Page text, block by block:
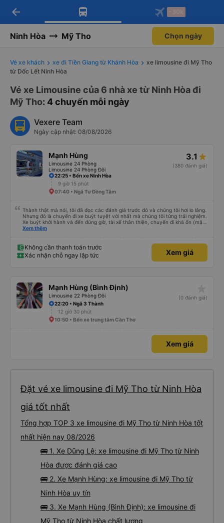
Tải app Vexere ngay!
Nhận ưu đãi thành viên độc
Mở app
Tải app Vexere
-30k/ghế khi đặt vé máy bay qua
Mở app
arrow_back -30k
Ninh Hòa Mỹ Tho Chọn ngày
Vé xe khách xe đi Tiền Giang từ Khánh Hòa
xe limousine đi Mỹ Tho
từ Dốc Lết Ninh Hòa
Vé xe Limousine của 6 nhà xe từ Ninh Hòa đi
Mỹ Tho: 4 chuyến mỗi ngày
Vexere Team
Ngày cập nhật: 08/08/2026
Mạnh Hùng
Limousine 24 Phòng
Limousine 24 Phòng Đôi
3.1
(380 đánh giá)
22:25 • Bến xe Ninh Hòa
9 giờ 15 phút
07:40 • Ngã Tư Đồng Tâm
Thành thật mà nói, tôi đã đọc các đánh giá trước đó và chúng tôi hơi lo lắng.
Nhưng đó là chuyến đi xe buýt tuyệt vời nhất mà chúng tôi từng trải nghiệm.
Xe buýt khởi hành và đến đúng giờ, tài xế thân thiện, chuyến đi khá ổn (mặc
dù vẫn hơi xóc, nhưng đó là đặc trưng của Việt Nam ^^), và chỗ ngồi thoải
Xem thêm
Không cần thanh toán trước
Xác nhận chỗ ngay lập tức
Xem giá
Mạnh Hùng (Bình Định)
Limousine 22 Phòng Đôi
(0 đánh giá)
22:20 • Ngã 3 Thành
12 giờ 30 phút
10:50 • Bến xe trung tâm Cần Thơ
Xem giá
Đặt vé xe limousine đi Mỹ Tho từ Ninh Hòa
giá tốt nhất
Tổng hợp TOP 3 xe limousine đi Mỹ Tho từ Ninh Hòa tốt
nhất hiện nay 08/2026
🚌 1. Xe Dũng Lệ: xe limousine đi Mỹ Tho từ Ninh
Hòa được đánh giá cao
🚌 2. Xe Mạnh Hùng: xe limousine đi Mỹ Tho từ
Ninh Hòa uy tín
🚌 3. Xe Mạnh Hùng (Bình Định): xe limousine đi
Mỹ Tho từ Ninh Hòa chất lượng